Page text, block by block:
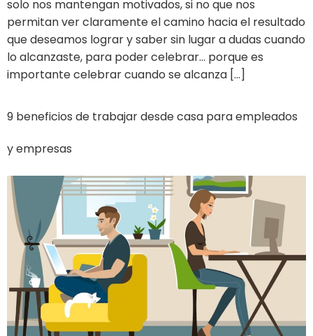
solo nos mantengan motivados, si no que nos
permitan ver claramente el camino hacia el resultado
que deseamos lograr y saber sin lugar a dudas cuando
lo alcanzaste, para poder celebrar… porque es
importante celebrar cuando se alcanza […]
9 beneficios de trabajar desde casa para empleados
y empresas